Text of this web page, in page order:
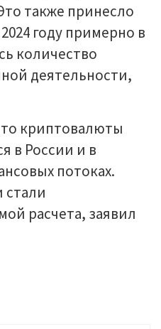
также принесло
году примерно в
количество
деятельности,
криптовалюты
в России и в
потоках.
стали
расчета, заявил